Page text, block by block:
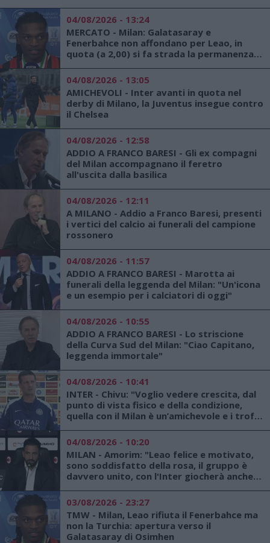
04/08/2026 - 13:24
MERCATO - Milan: Galatasaray e
Fenerbahce non affondano per Leao, in
quota (a 2,00) si fa strada la permanenza in
04/08/2026 - 13:05
AMICHEVOLI - Inter avanti in quota nel
derby di Milano, la Juventus insegue contro
il Chelsea
04/08/2026 - 12:58
ADDIO A FRANCO BARESI - Gli ex compagni
del Milan accompagnano il feretro
all'uscita dalla basilica
04/08/2026 - 12:11
A MILANO - Addio a Franco Baresi, presenti
i vertici del calcio ai funerali del campione
rossonero
04/08/2026 - 11:57
ADDIO A FRANCO BARESI - Marotta ai
funerali della leggenda del Milan: "Un'icona
e un esempio per i calciatori di oggi"
04/08/2026 - 10:55
ADDIO A FRANCO BARESI - Lo striscione
della Curva Sud del Milan: "Ciao Capitano,
leggenda immortale"
04/08/2026 - 10:41
INTER - Chivu: "Voglio vedere crescita, dal
punto di vista fisico e della condizione,
quella con il Milan è un’amichevole e i trofei
04/08/2026 - 10:20
MILAN - Amorim: "Leao felice e motivato,
sono soddisfatto della rosa, il gruppo è
davvero unito, con l'Inter giocherà anche
03/08/2026 - 23:27
TMW - Milan, Leao rifiuta il Fenerbahce ma
non la Turchia: apertura verso il
Galatasaray di Osimhen